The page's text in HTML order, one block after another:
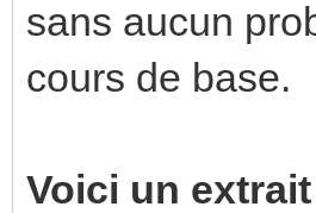
sans aucun
cours de base.
Voici un